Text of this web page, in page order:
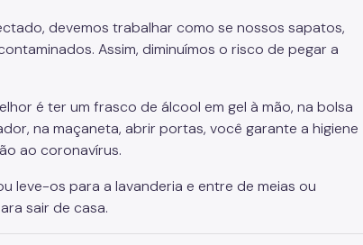
devemos trabalhar como se nossos sapatos,
Assim, diminuímos o risco de pegar a
é ter um frasco de álcool em gel à mão, na bolsa
na maçaneta, abrir portas, você garante a higiene
ao coronavírus.
leve-os para a lavanderia e entre de meias ou
sair de casa.